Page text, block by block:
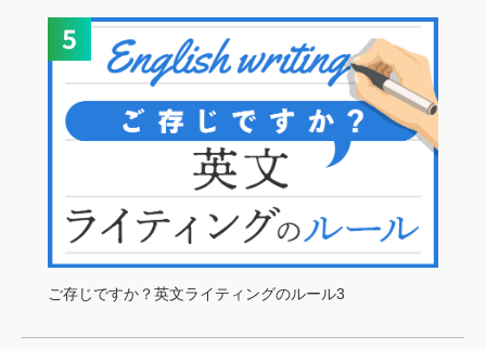
ご存じですか？英文ライティングのルール3